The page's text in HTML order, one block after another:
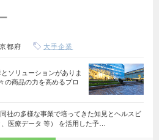
京都府 大手企業
ソリューションがありま
の商品の力を高めるプロ
同社の多様な事業で培ってきた知見とヘルスビ
医療データ 等） を活用した予…